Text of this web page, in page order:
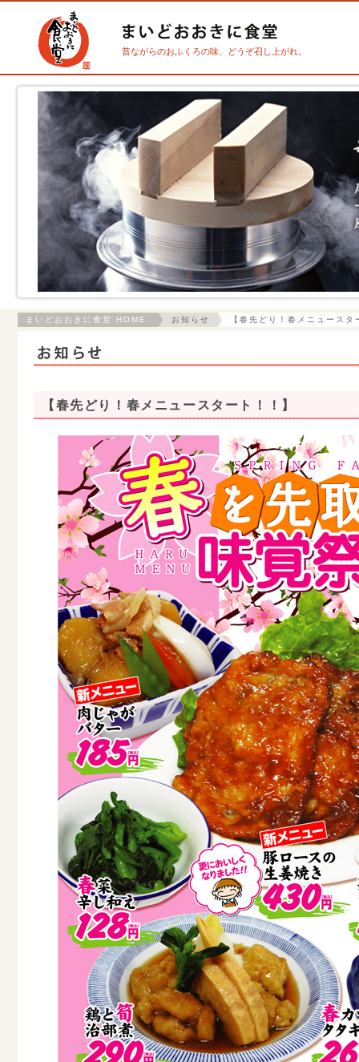
昔ながらのおふくろの味、どうぞ召し上がれ。
まいどおおきに食堂 HOME お知らせ 【春先どり！春メニュースタ
【春先どり！春メニュースタート！！】